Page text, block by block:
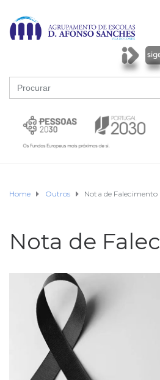
Search
for:
Home Outros Nota de Falecimento
Nota de